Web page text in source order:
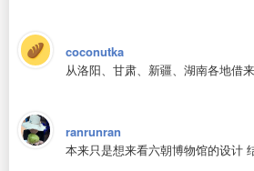
coconutka
从洛阳、甘肃、新疆、湖南各地借
ranrunran
本来只是想来看六朝博物馆的设计